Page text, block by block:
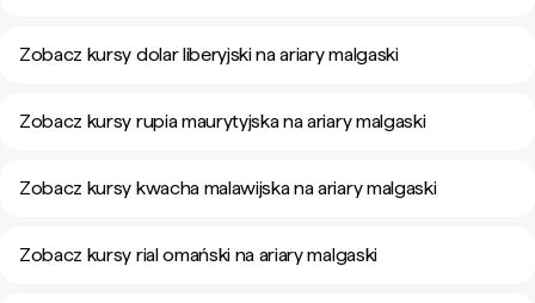
Zobacz kursy dolar liberyjski na ariary malgaski
Zobacz kursy rupia maurytyjska na ariary malgaski
Zobacz kursy kwacha malawijska na ariary malgaski
Zobacz kursy rial omański na ariary malgaski